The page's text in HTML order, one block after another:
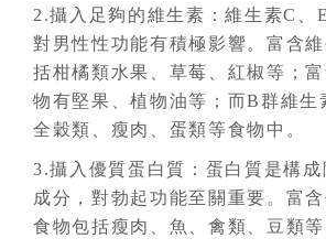
2.攝入足夠的維生素：維生素C、
對男性性功能有積極影響。富含
括柑橘類水果、草莓、紅椒等；
物有堅果、植物油等；而B群維生
全穀類、瘦肉、蛋類等食物中。
3.攝入優質蛋白質：蛋白質是構
成分，對勃起功能至關重要。富
食物包括瘦肉、魚、禽類、豆類等